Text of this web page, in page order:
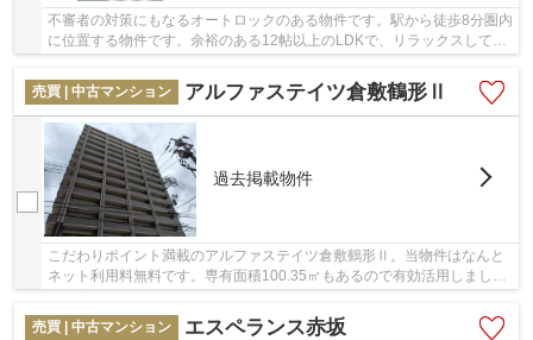
不審者の対策にもなるオートロックのある物件です。駅から徒歩8分圏内
に位置する物件です。余裕のある12帖以上のLDKで、リラックスしてお
売買 | 中古マンション
アルファステイツ倉敷鶴形Ⅱ
過去掲載物件
こだわりポイント満載のアルファステイツ倉敷鶴形Ⅱ。当物件はなんと
ネット利用料無料です。専有面積100.35㎡もあるので有効活用しましょ
う。宅配ボックス付きで日中のご不在時も荷物を...
売買 | 中古マンション
エスペランス赤坂